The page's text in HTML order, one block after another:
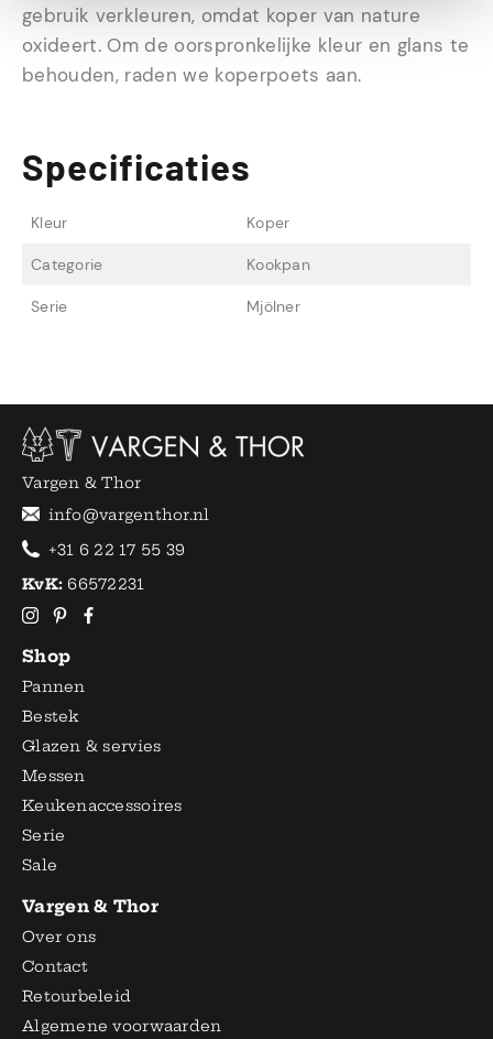
gebruik verkleuren, omdat koper van nature
oxideert. Om de oorspronkelijke kleur en glans te
behouden, raden we koperpoets aan.
Specificaties
Kleur Koper
Categorie Kookpan
Serie Mjölner
Vargen & Thor
info@vargenthor.nl
+31 6 22 17 55 39
KvK: 66572231
Shop
Pannen
Bestek
Glazen & servies
Messen
Keukenaccessoires
Serie
Sale
Vargen & Thor
Over ons
Contact
Retourbeleid
Algemene voorwaarden